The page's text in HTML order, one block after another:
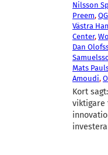
Nilsson
Preem,
Västra
Center,
Dan
Mats
Amoudi,
Kort
viktigare